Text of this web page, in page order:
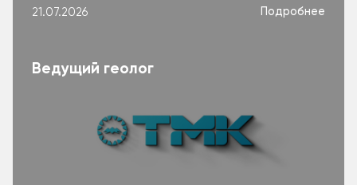
21.07.2026 Подробнее
Ведущий геолог